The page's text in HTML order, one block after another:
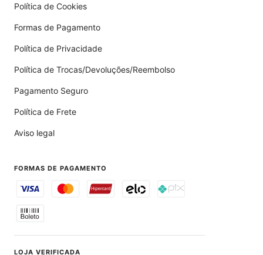
Política de Cookies
Formas de Pagamento
Política de Privacidade
Política de Trocas/Devoluções/Reembolso
Pagamento Seguro
Política de Frete
Aviso legal
FORMAS DE PAGAMENTO
LOJA VERIFICADA